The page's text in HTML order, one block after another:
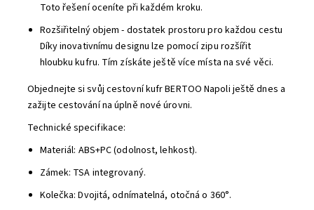
Toto řešení oceníte při každém kroku.
Rozšiřitelný objem - dostatek prostoru pro každou cestu
Díky inovativnímu designu lze pomocí zipu rozšířit
hloubku kufru. Tím získáte ještě více místa na své věci.
Objednejte si svůj cestovní kufr BERTOO Napoli ještě dnes a
zažijte cestování na úplně nové úrovni.
Technické specifikace:
Materiál: ABS+PC (odolnost, lehkost).
Zámek: TSA integrovaný.
Kolečka: Dvojitá, odnímatelná, otočná o 360°.